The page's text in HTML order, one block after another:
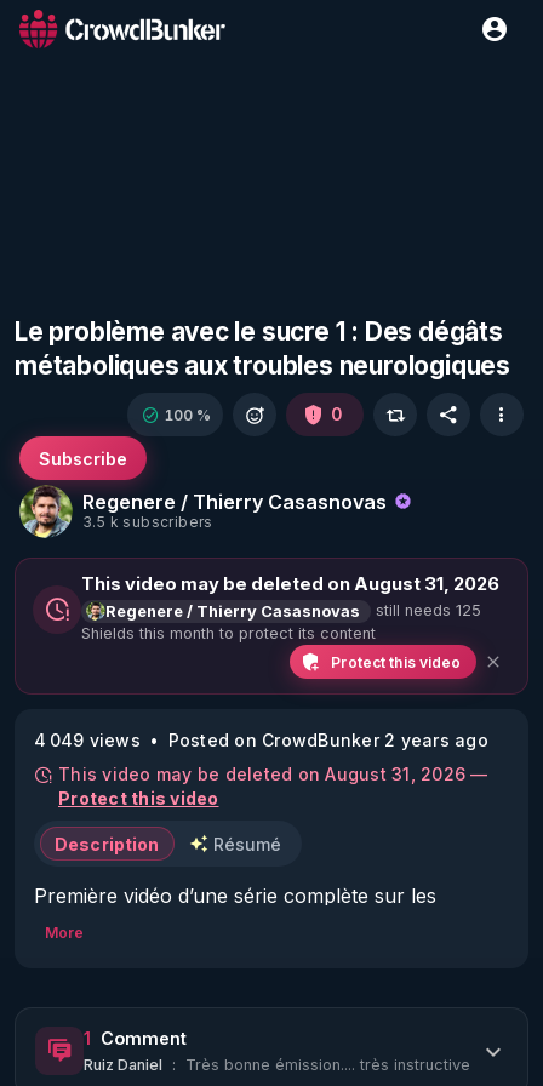
Le problème avec le sucre 1 : Des dégâts
métaboliques aux troubles neurologiques
Regenere / Thierry Casasnovas
3.5 k subscribers
Subscribe
100 % 0
This video may be deleted on August 31, 2026
Regenere / Thierry Casasnovas
still needs 125
Shields this month to protect its content
Protect this video
4 049 views
Posted on CrowdBunker 2 years ago
This video may be deleted on August 31, 2026 —
Protect this video
Description Résumé
Première vidéo d’une série complète sur les
dangers du sucre, de quel sucre parle t on
Vaste projet pour vous permettre de faire un vrai
bond qualitatif dans votre santé et celle de vos
More
1 Comment
Ruiz Daniel : Très bonne émission.... très instructive